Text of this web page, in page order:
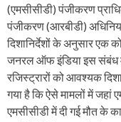
(एमसीसीडी) पंजीकरण
पंजीकरण (आरबीडी)
दिशानिर्देशों के अनुसार एक
जनरल ऑफ इंडिया इस संबंध
रजिस्ट्रारों को आवश्यक
गया है कि ऐसे मामलों में जहां
एमसीसीडी में दी गई मौत के